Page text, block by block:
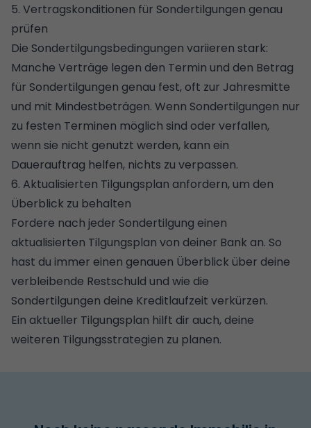
5. Vertragskonditionen für Sondertilgungen genau
prüfen
Die Sondertilgungsbedingungen variieren stark:
Manche Verträge legen den Termin und den Betrag
für Sondertilgungen genau fest, oft zur Jahresmitte
und mit Mindestbeträgen. Wenn Sondertilgungen nur
zu festen Terminen möglich sind oder verfallen,
wenn sie nicht genutzt werden, kann ein
Dauerauftrag helfen, nichts zu verpassen.
6. Aktualisierten Tilgungsplan anfordern, um den
Überblick zu behalten
Fordere nach jeder Sondertilgung einen
aktualisierten Tilgungsplan von deiner Bank an. So
hast du immer einen genauen Überblick über deine
verbleibende Restschuld und wie die
Sondertilgungen deine Kreditlaufzeit verkürzen.
Ein aktueller Tilgungsplan hilft dir auch, deine
weiteren Tilgungsstrategien zu planen.